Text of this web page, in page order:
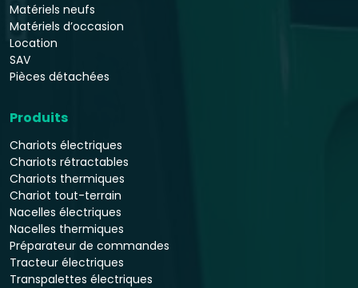
Matériels neufs
Matériels d’occasion
Location
SAV
Pièces détachées
Produits
Chariots électriques
Chariots rétractables
Chariots thermiques
Chariot tout-terrain
Nacelles électriques
Nacelles thermiques
Préparateur de commandes
Tracteur électriques
Transpalettes électriques